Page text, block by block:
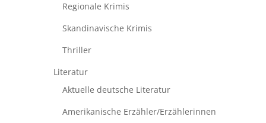
Regionale Krimis
Skandinavische Krimis
Thriller
Literatur
Aktuelle deutsche Literatur
Amerikanische Erzähler/Erzählerinnen